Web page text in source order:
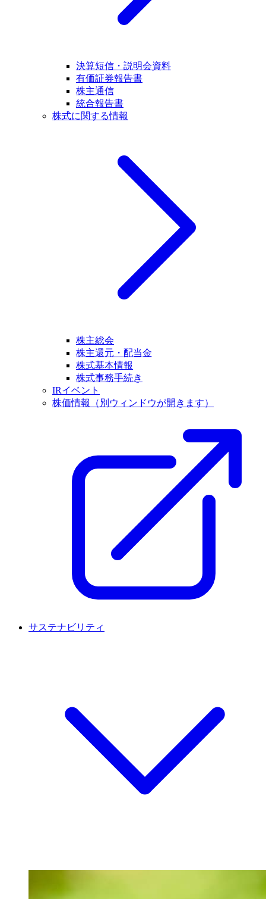
決算短信・説明会資料
有価証券報告書
株主通信
統合報告書
株式に関する情報
株主総会
株主還元・配当金
株式基本情報
株式事務手続き
IRイベント
株価情報
（別ウィンドウが開きます）
サステナビリティ